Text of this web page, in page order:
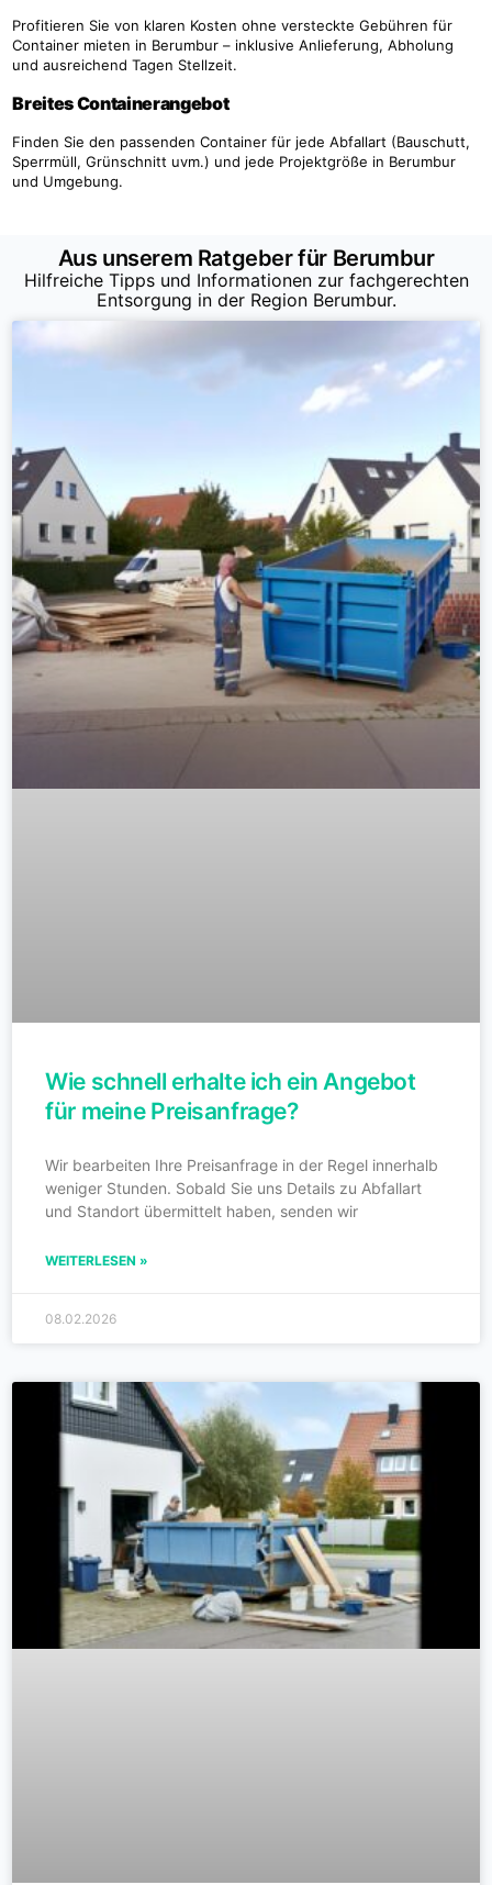
Profitieren Sie von klaren Kosten ohne versteckte Gebühren für
Container mieten in Berumbur – inklusive Anlieferung, Abholung
und ausreichend Tagen Stellzeit.
Breites Containerangebot
Finden Sie den passenden Container für jede Abfallart (Bauschutt,
Sperrmüll, Grünschnitt uvm.) und jede Projektgröße in Berumbur
und Umgebung.
Aus unserem Ratgeber für Berumbur
Hilfreiche Tipps und Informationen zur fachgerechten
Entsorgung in der Region Berumbur.
Wie schnell erhalte ich ein Angebot
für meine Preisanfrage?
Wir bearbeiten Ihre Preisanfrage in der Regel innerhalb
weniger Stunden. Sobald Sie uns Details zu Abfallart
und Standort übermittelt haben, senden wir
WEITERLESEN »
08.02.2026